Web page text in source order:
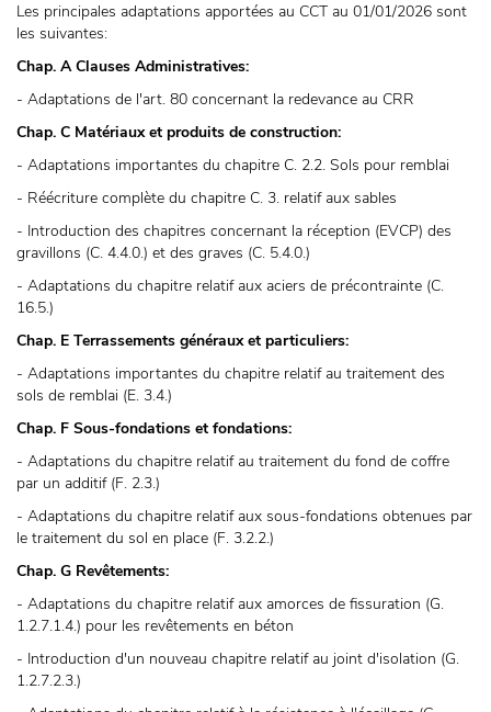
Les principales adaptations apportées au CCT au 01/01/2026 sont
les suivantes:
Chap. A Clauses Administratives:
- Adaptations de l'art. 80 concernant la redevance au CRR
Chap. C Matériaux et produits de construction:
- Adaptations importantes du chapitre C. 2.2. Sols pour remblai
- Réécriture complète du chapitre C. 3. relatif aux sables
- Introduction des chapitres concernant la réception (EVCP) des
gravillons (C. 4.4.0.) et des graves (C. 5.4.0.)
- Adaptations du chapitre relatif aux aciers de précontrainte (C.
16.5.)
Chap. E Terrassements généraux et particuliers:
- Adaptations importantes du chapitre relatif au traitement des
sols de remblai (E. 3.4.)
Chap. F Sous-fondations et fondations:
- Adaptations du chapitre relatif au traitement du fond de coffre
par un additif (F. 2.3.)
- Adaptations du chapitre relatif aux sous-fondations obtenues par
le traitement du sol en place (F. 3.2.2.)
Chap. G Revêtements:
- Adaptations du chapitre relatif aux amorces de fissuration (G.
1.2.7.1.4.) pour les revêtements en béton
- Introduction d'un nouveau chapitre relatif au joint d'isolation (G.
1.2.7.2.3.)